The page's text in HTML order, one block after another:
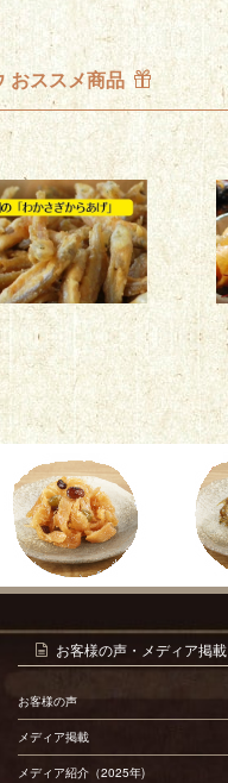
おススメ商品
お客様の声・メディア掲載
お客様の声
メディア掲載
メディア紹介（2025年)